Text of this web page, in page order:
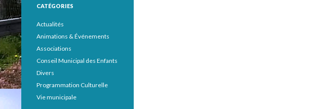
CATÉGORIES
Actualités
Animations & Événements
Associations
Conseil Municipal des Enfants
Divers
Programmation Culturelle
Vie municipale